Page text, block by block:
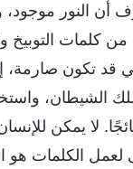
أن النور
التوبيخ
قد تكون صارمة،
الشيطان،
لا يمكن
لعمل الكلمات